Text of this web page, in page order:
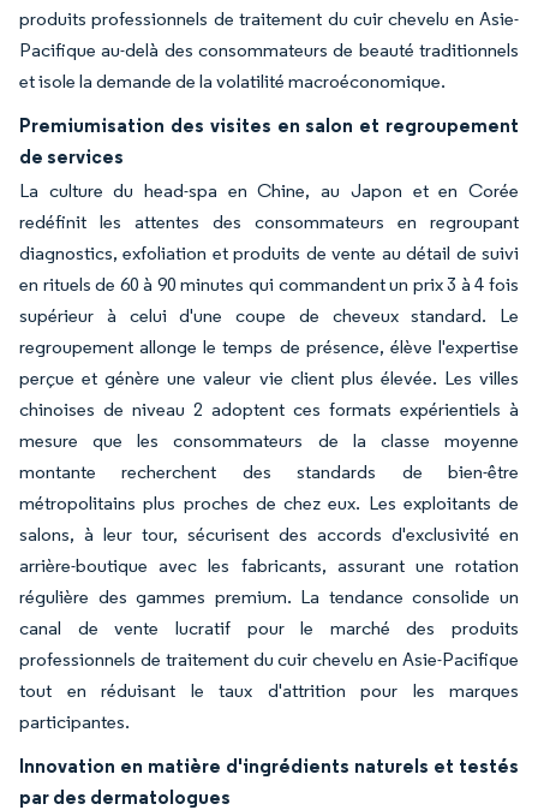
produits professionnels de traitement du cuir chevelu en Asie-
Pacifique au-delà des consommateurs de beauté traditionnels
et isole la demande de la volatilité macroéconomique.
Premiumisation des visites en salon et regroupement
de services
La culture du head-spa en Chine, au Japon et en Corée
redéfinit les attentes des consommateurs en regroupant
diagnostics, exfoliation et produits de vente au détail de suivi
en rituels de 60 à 90 minutes qui commandent un prix 3 à 4 fois
supérieur à celui d'une coupe de cheveux standard. Le
regroupement allonge le temps de présence, élève l'expertise
perçue et génère une valeur vie client plus élevée. Les villes
chinoises de niveau 2 adoptent ces formats expérientiels à
mesure que les consommateurs de la classe moyenne
montante recherchent des standards de bien-être
métropolitains plus proches de chez eux. Les exploitants de
salons, à leur tour, sécurisent des accords d'exclusivité en
arrière-boutique avec les fabricants, assurant une rotation
régulière des gammes premium. La tendance consolide un
canal de vente lucratif pour le marché des produits
professionnels de traitement du cuir chevelu en Asie-Pacifique
tout en réduisant le taux d'attrition pour les marques
participantes.
Innovation en matière d'ingrédients naturels et testés
par des dermatologues